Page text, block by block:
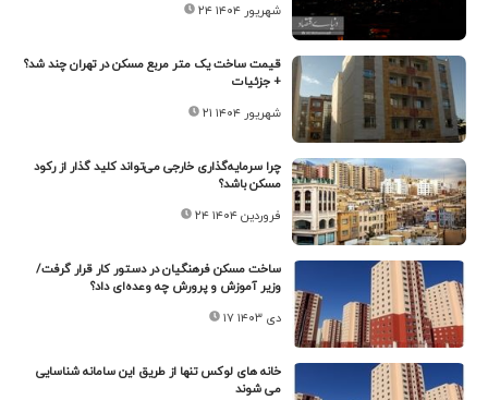
۲۴ شهریور ۱۴۰۴
قیمت ساخت یک متر مربع مسکن در تهران چند شد؟
+ جزئیات
۲۱ شهریور ۱۴۰۴
چرا سرمایه‌گذاری خارجی می‌تواند کلید گذار از رکود
مسکن باشد؟
۲۴ فروردین ۱۴۰۴
ساخت مسکن فرهنگیان در دستور کار قرار گرفت/
وزیر آموزش و پرورش چه وعده‌ای داد؟
۱۷ دی ۱۴۰۳
خانه های لوکس تنها از طریق این سامانه شناسایی
می شوند